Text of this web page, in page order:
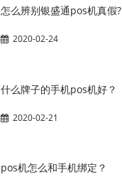
怎么辨别银盛通pos机真假?
2020-02-24
什么牌子的手机pos机好？
2020-02-21
pos机怎么和手机绑定？